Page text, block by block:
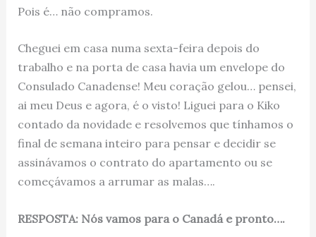
Pois é… não compramos.
Cheguei em casa numa sexta-feira depois do
trabalho e na porta de casa havia um envelope do
Consulado Canadense! Meu coração gelou… pensei,
ai meu Deus e agora, é o visto! Liguei para o Kiko
contado da novidade e resolvemos que tínhamos o
final de semana inteiro para pensar e decidir se
assinávamos o contrato do apartamento ou se
começávamos a arrumar as malas….
RESPOSTA: Nós vamos para o Canadá e pronto….